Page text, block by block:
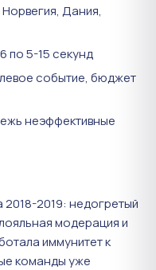
Дания,
по 5-15 секунд
событие, бюджет
неэффективные
2018-2019: недогретый
модерация и
иммунитет к
команды уже